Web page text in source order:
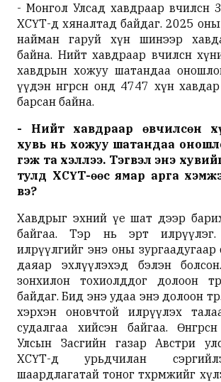
- Монгол Улсад хавдраар өвчилсөн
ХСҮТ-д хяналтад байдаг. 2025 оны
найман гаруй хүн шинээр
байна. Нийт хавдраар өвчилсөн
хавдрын хожуу шатандаа
үүдэн өнгөрсөн онд 4747 хүн хавдар
барсан байна.
- Нийт хавдраар өвчилсөн
хувь нь хожуу шатандаа
гэж та хэллээ. Тэгвэл энэ
тулд ХСҮТ-өөс ямар арга
вэ?
Хавдрыг эхний үе шат дээр
байгаа. Тэр нь эрт илрүүлэг.
илрүүлгийг энэ оны зургаадугаар
даяар эхлүүлэхэд бэлэн
зонхилон тохиолддог долоон
байдаг. Бид энэ удаа энэ долоон
хэрхэн оновчтой илрүүлэх
судалгаа хийсэн байгаа.
Улсын Засгийн газар Австри
ХСҮТ-д урьдчилан
шаардлагатай тоног төхөөрөмжийг